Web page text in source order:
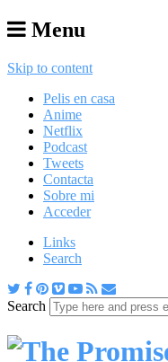
Menu
Skip to content
Pelis en casa
Anime
Netflix
Podcast
Tweets
Contacta
Sobre mi
Acceder
Links
Search
Search